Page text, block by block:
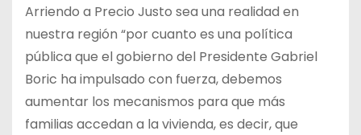
Arriendo a Precio Justo sea una realidad en
nuestra región “por cuanto es una política
pública que el gobierno del Presidente Gabriel
Boric ha impulsado con fuerza, debemos
aumentar los mecanismos para que más
familias accedan a la vivienda, es decir, que